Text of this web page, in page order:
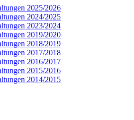
2025/2026
2024/2025
2023/2024
2019/2020
2018/2019
2017/2018
2016/2017
2015/2016
2014/2015